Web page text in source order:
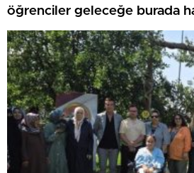
öğrenciler geleceğe burada